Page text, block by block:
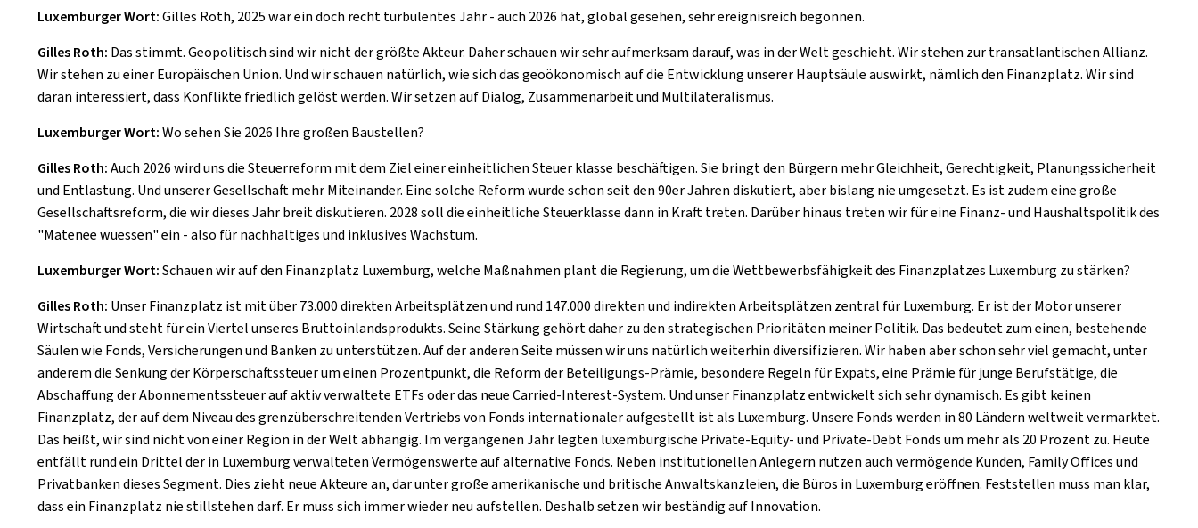
Luxemburger Wort:Gilles Roth, 2025 war ein doch recht turbulentes Jahr - auch 2026 hat, global gesehen, sehr ereignisreich begonnen.
Gilles Roth: Das stimmt. Geopolitisch sind wir nicht der größte Akteur. Daher schauen wir sehr aufmerksam darauf, was in der Welt geschieht. Wir stehen zur transatlantischen Allianz.
Wir stehen zu einer Europäischen Union. Und wir schauen natürlich, wie sich das geoökonomisch auf die Entwicklung unserer Hauptsäule auswirkt, nämlich den Finanzplatz. Wir sind
daran interessiert, dass Konflikte friedlich gelöst werden. Wir setzen auf Dialog, Zusammenarbeit und Multilateralismus.
Luxemburger Wort:Wo sehen Sie 2026 Ihre großen Baustellen?
Gilles Roth:Auch 2026 wird uns die Steuerreform mit dem Ziel einer einheitlichen Steuer klasse beschäftigen. Sie bringt den Bürgern mehr Gleichheit, Gerechtigkeit, Planungssicherheit
und Entlastung. Und unserer Gesellschaft mehr Miteinander. Eine solche Reform wurde schon seit den 90er Jahren diskutiert, aber bislang nie umgesetzt. Es ist zudem eine große
Gesellschaftsreform, die wir dieses Jahr breit diskutieren. 2028 soll die einheitliche Steuerklasse dann in Kraft treten. Darüber hinaus treten wir für eine Finanz- und Haushaltspolitik des
"Matenee wuessen" ein - also für nachhaltiges und inklusives Wachstum.
Luxemburger Wort:Schauen wir auf den Finanzplatz Luxemburg, welche Maßnahmen plant die Regierung, um die Wettbewerbsfähigkeit des Finanzplatzes Luxemburg zu stärken?
Gilles Roth: Unser Finanzplatz ist mit über 73.000 direkten Arbeitsplätzen und rund 147.000 direkten und indirekten Arbeitsplätzen zentral für Luxemburg. Er ist der Motor unserer
Wirtschaft und steht für ein Viertel unseres Bruttoinlandsprodukts. Seine Stärkung gehört daher zu den strategischen Prioritäten meiner Politik. Das bedeutet zum einen, bestehende
Säulen wie Fonds, Versicherungen und Banken zu unterstützen. Auf der anderen Seite müssen wir uns natürlich weiterhin diversifizieren. Wir haben aber schon sehr viel gemacht, unter
anderem die Senkung der Körperschaftssteuer um einen Prozentpunkt, die Reform der Beteiligungs-Prämie, besondere Regeln für Expats, eine Prämie für junge Berufstätige, die
Abschaffung der Abonnementssteuer auf aktiv verwaltete ETFs oder das neue Carried-Interest-System. Und unser Finanzplatz entwickelt sich sehr dynamisch. Es gibt keinen
Finanzplatz, der auf dem Niveau des grenzüberschreitenden Vertriebs von Fonds internationaler aufgestellt ist als Luxemburg. Unsere Fonds werden in 80 Ländern weltweit vermarktet.
Das heißt, wir sind nicht von einer Region in der Welt abhängig. Im vergangenen Jahr legten luxemburgische Private-Equity- und Private-Debt Fonds um mehr als 20 Prozent zu. Heute
entfällt rund ein Drittel der in Luxemburg verwalteten Vermögenswerte auf alternative Fonds. Neben institutionellen Anlegern nutzen auch vermögende Kunden, Family Offices und
Privatbanken dieses Segment. Dies zieht neue Akteure an, dar unter große amerikanische und britische Anwaltskanzleien, die Büros in Luxemburg eröffnen. Feststellen muss man klar,
dass ein Finanzplatz nie stillstehen darf. Er muss sich immer wieder neu aufstellen. Deshalb setzen wir beständig auf Innovation.